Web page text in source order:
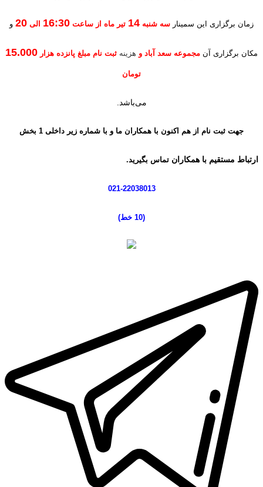
زمان برگزاری این سمینار سه شنبه 14 تیر ماه از ساعت 16:30 الی 20 و
مکان برگزاری آن مجموعه سعد آباد و هزینه ثبت نام مبلغ پانزده هزار 15.000
تومان
می‌باشد.
جهت ثبت نام از هم اکنون با همکاران ما و با شماره زیر داخلی 1 بخش
ارتباط مستقیم با همکاران تماس بگیرید.
021-22038013
(10 خط )